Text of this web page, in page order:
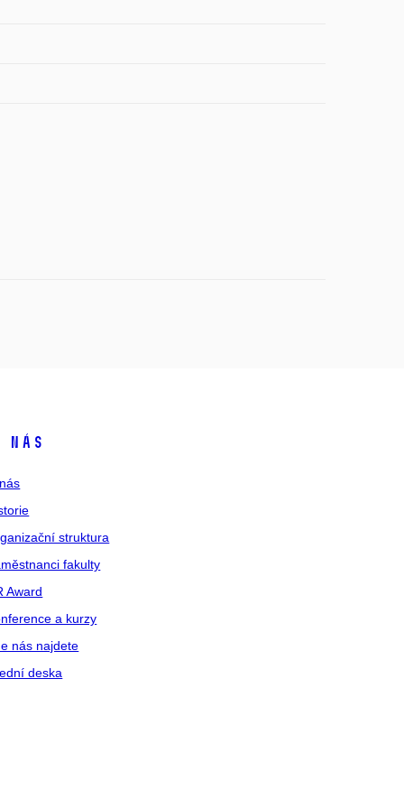
nás
struktura
fakulty
Award
a kurzy
nás najdete
deska